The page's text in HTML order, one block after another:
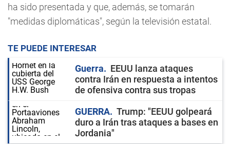
ha sido presentada y que, además, se tomarán
"medidas diplomáticas", según la televisión estatal.
TE PUEDE INTERESAR
Guerra
EEUU lanza ataques
contra Irán en respuesta a intentos
de ofensiva contra sus tropas
GUERRA
Trump: "EEUU golpeará
duro a Irán tras ataques a bases en
Jordania"